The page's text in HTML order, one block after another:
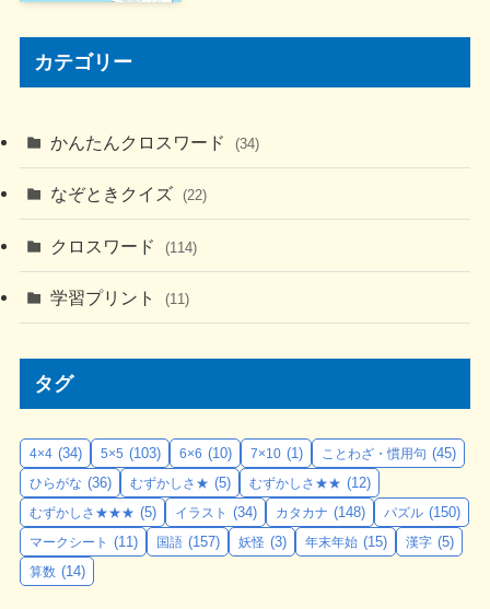
カテゴリー
かんたんクロスワード (34)
なぞときクイズ (22)
クロスワード (114)
学習プリント (11)
タグ
4×4 (34) 5×5 (103) 6×6 (10) 7×10 (1) ことわざ・慣用句 (45)
ひらがな (36) むずかしさ★ (5) むずかしさ★★ (12)
むずかしさ★★★ (5) イラスト (34) カタカナ (148) パズル (150)
マークシート (11) 国語 (157) 妖怪 (3) 年末年始 (15) 漢字 (5)
算数 (14)